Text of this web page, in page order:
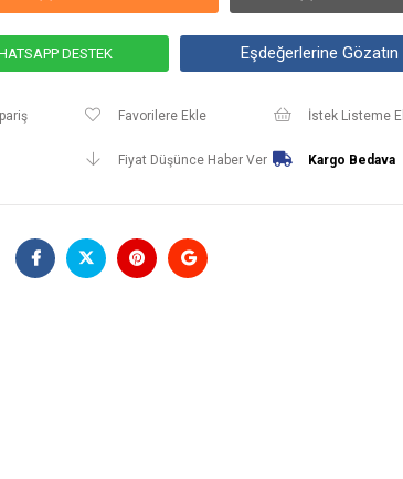
DESTEK Eşdeğerlerine Gözatın
Favorilere Ekle İstek Listeme
Fiyat Düşünce Haber Ver Kargo Bedava